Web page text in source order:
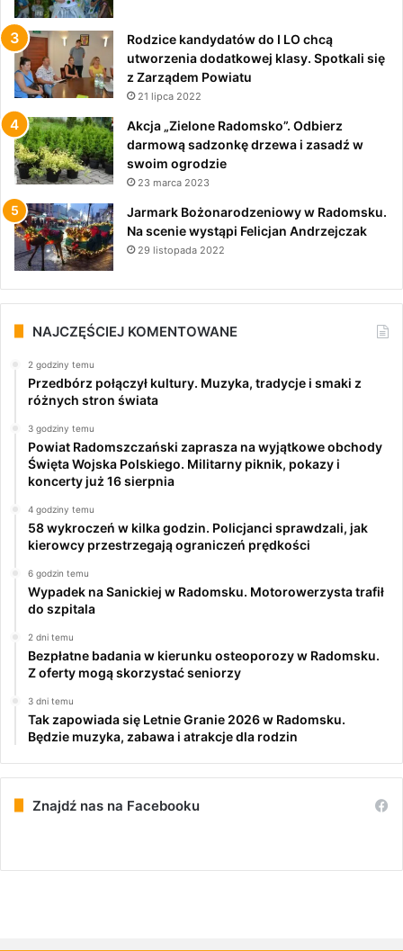
Rodzice kandydatów do I LO chcą
utworzenia dodatkowej klasy. Spotkali się
z Zarządem Powiatu
21 lipca 2022
Akcja „Zielone Radomsko”. Odbierz
darmową sadzonkę drzewa i zasadź w
swoim ogrodzie
23 marca 2023
Jarmark Bożonarodzeniowy w Radomsku.
Na scenie wystąpi Felicjan Andrzejczak
29 listopada 2022
NAJCZĘŚCIEJ KOMENTOWANE
2 godziny temu
Przedbórz połączył kultury. Muzyka, tradycje i smaki z
różnych stron świata
3 godziny temu
Powiat Radomszczański zaprasza na wyjątkowe obchody
Święta Wojska Polskiego. Militarny piknik, pokazy i
koncerty już 16 sierpnia
4 godziny temu
58 wykroczeń w kilka godzin. Policjanci sprawdzali, jak
kierowcy przestrzegają ograniczeń prędkości
6 godzin temu
Wypadek na Sanickiej w Radomsku. Motorowerzysta trafił
do szpitala
2 dni temu
Bezpłatne badania w kierunku osteoporozy w Radomsku.
Z oferty mogą skorzystać seniorzy
3 dni temu
Tak zapowiada się Letnie Granie 2026 w Radomsku.
Będzie muzyka, zabawa i atrakcje dla rodzin
Znajdź nas na Facebooku